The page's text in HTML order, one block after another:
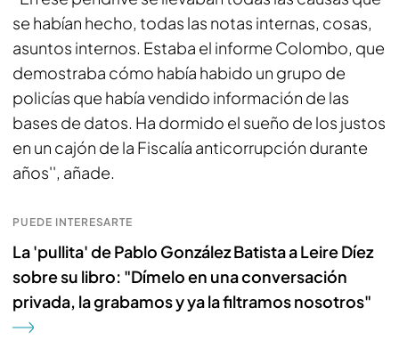
se habían hecho, todas las notas internas, cosas,
asuntos internos. Estaba el informe Colombo, que
demostraba cómo había habido un grupo de
policías que había vendido información de las
bases de datos. Ha dormido el sueño de los justos
en un cajón de la Fiscalía anticorrupción durante
años'', añade.
PUEDE INTERESARTE
La 'pullita' de Pablo González Batista a Leire Díez
sobre su libro: "Dímelo en una conversación
privada, la grabamos y ya la filtramos nosotros"